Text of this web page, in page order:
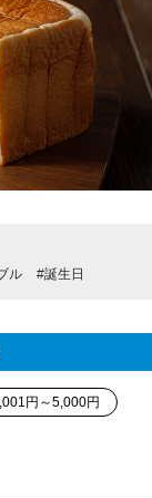
ル #誕生日
円～5,000円